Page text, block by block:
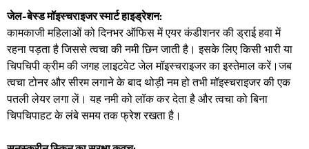
जेल-बेस्ड मॉइस्चराइजर स्मार्ट हाइड्रेशन:
कामकाजी महिलाओं को दिनभर ऑफिस में एयर कंडीशनर की ड्राई हवा में
रहना पड़ता है जिससे त्वचा की नमी छिन जाती है। इसके लिए किसी भारी या
चिपचिपी क्रीम की जगह लाइटवेट जेल मॉइस्चराइजर का इस्तेमाल करें।जब
त्वचा टोनर और सीरम लगाने के बाद थोड़ी नम हो तभी मॉइस्चराइजर की एक
पतली लेयर लगा लें। यह नमी को लॉक कर देता है और त्वचा को बिना
चिपचिपाहट के लंबे समय तक फ्रेश रखता है।